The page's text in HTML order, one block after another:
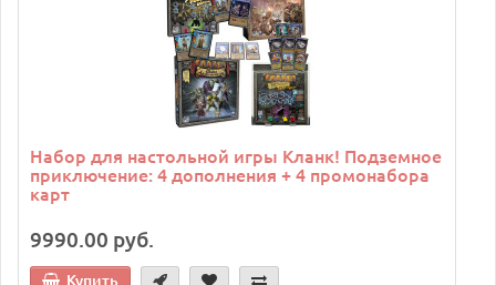
Набор для настольной игры Кланк! Подземное
приключение: 4 дополнения + 4 промонабора
карт
9990.00 руб.
Купить